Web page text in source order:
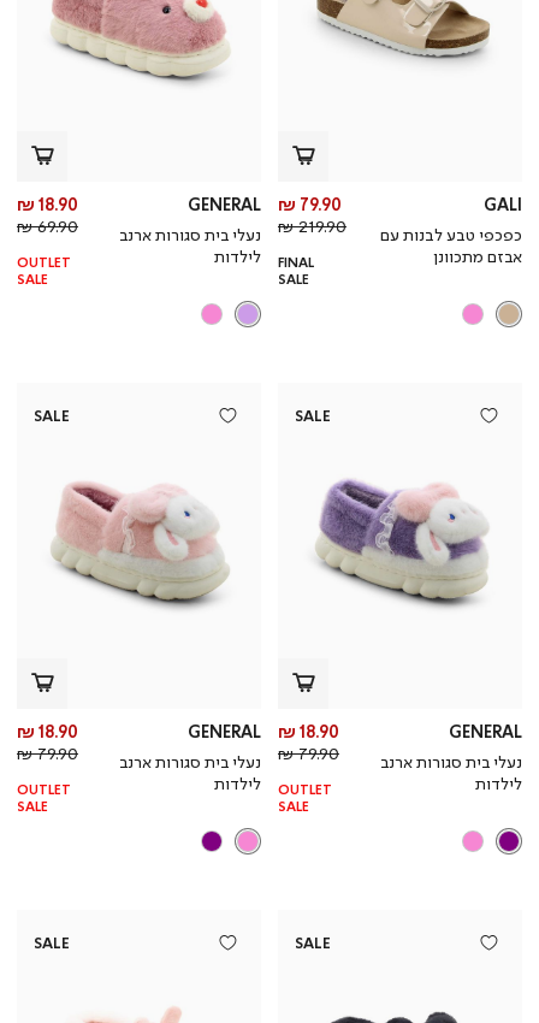
GALI
כפכפי טבע לבנות עם
אבזם מתכוונן
מחיר
מוצר
79.90 ₪
מחיר
רגיל
219.90 ₪
FINAL
SALE
GENERAL
נעלי בית סגורות ארנב
לילדות
18.90 ₪
69.90 ₪
OUTLET
SALE
SALE
GENERAL
נעלי בית סגורות ארנב
לילדות
מחיר
מוצר
18.90 ₪
מחיר
רגיל
79.90 ₪
OUTLET
SALE
SALE
GENERAL
נעלי בית סגורות ארנב
לילדות
18.90 ₪
79.90 ₪
OUTLET
SALE
SALE
SALE